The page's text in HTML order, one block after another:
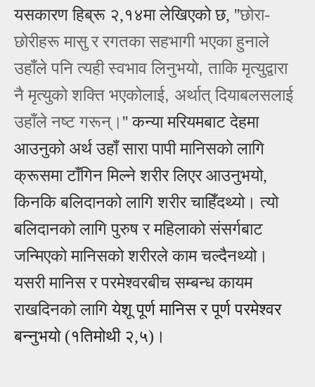
यसकारणहिब्रू २,१४मा लेखिएको छ, ''छोरा-
छोरीहरू मासु र रगतका सहभागी भएका हुनाले
उहाँले पनि त्‍यही स्‍वभाव लिनुभयो,ताकि मृत्‍युद्वारा
नै मृत्‍युको शक्ति भएकोलाई, अर्थात्‌ दियाबलसलाई
उहाँले नष्‍ट गरून् । '' कन्या मरियमबाट देहमा
आउनुको अर्थ उहाँ सारा पापी मानिसको लागि
क्रूसमा टाँगिन मिल्ने शरीर लिएर आउनुभयो,
किनकि बलिदानको लागि शरीर चाहिँदथ्यो। त्यो
बलिदानको लागि पुरुष र महिलाको संसर्गबाट
जन्मिएको मानिसको शरीरले काम चल्दैनथ्यो।
यसरी मानिस र परमेश्वरबीच सम्बन्ध कायम
राखदिनको लागियेशू पूर्ण मानिस र पूर्ण परमेश्वर
बन्नुभयो(१तिमोथी २,५)।